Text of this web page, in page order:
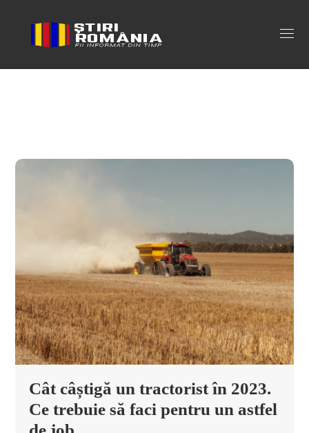
cat castiga un tractorist Tag
Cât câștigă un tractorist în 2023.
Ce trebuie să faci pentru un astfel